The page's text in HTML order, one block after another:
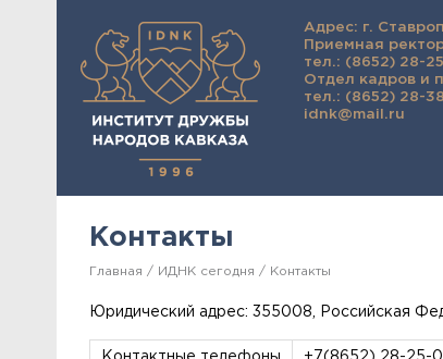
Адрес: г.
Приемная
тел.: (8652) 28-
Отдел кадров и
тел.: (8652) 28-
idnk@mail.ru
Контакты
Главная ИДНК сегодня Контакты
Юридический адрес: 355008, Российская